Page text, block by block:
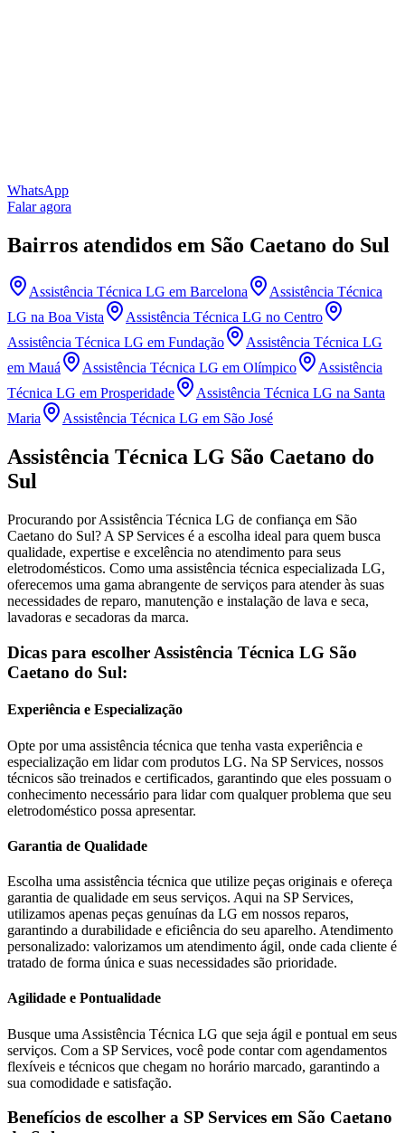
WhatsApp
Falar agora
Bairros atendidos em São Caetano do Sul
Assistência Técnica LG em Barcelona
Assistência Técnica
LG na Boa Vista Assistência Técnica LG no Centro
Assistência Técnica LG em Fundação
Assistência Técnica LG
em Mauá
Assistência Técnica LG em Olímpico
Assistência
Técnica LG em Prosperidade Assistência Técnica LG na Santa
Maria
Assistência Técnica LG em São José
Assistência Técnica LG São Caetano do
Sul
Procurando por Assistência Técnica LG de confiança em São
Caetano do Sul? A SP Services é a escolha ideal para quem busca
qualidade, expertise e excelência no atendimento para seus
eletrodomésticos. Como uma assistência técnica especializada LG,
oferecemos uma gama abrangente de serviços para atender às suas
necessidades de reparo, manutenção e instalação de lava e seca,
lavadoras e secadoras da marca.
Dicas para escolher Assistência Técnica LG São
Caetano do Sul:
Experiência e Especialização
Opte por uma assistência técnica que tenha vasta experiência e
especialização em lidar com produtos LG. Na SP Services, nossos
técnicos são treinados e certificados, garantindo que eles possuam o
conhecimento necessário para lidar com qualquer problema que seu
eletrodoméstico possa apresentar.
Garantia de Qualidade
Escolha uma assistência técnica que utilize peças originais e ofereça
garantia de qualidade em seus serviços. Aqui na SP Services,
utilizamos apenas peças genuínas da LG em nossos reparos,
garantindo a durabilidade e eficiência do seu aparelho. Atendimento
personalizado: valorizamos um atendimento ágil, onde cada cliente é
tratado de forma única e suas necessidades são prioridade.
Agilidade e Pontualidade
Busque uma Assistência Técnica LG que seja ágil e pontual em seus
serviços. Com a SP Services, você pode contar com agendamentos
flexíveis e técnicos que chegam no horário marcado, garantindo a
sua comodidade e satisfação.
Benefícios de escolher a SP Services em São Caetano